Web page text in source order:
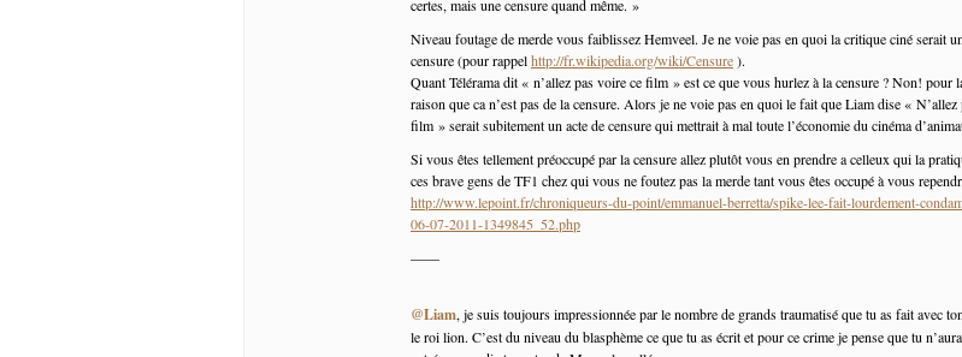
certes, mais une censure quand même. »
Niveau foutage de merde vous faiblissez Hemveel. Je ne voie pas en quoi la critique ciné serait
censure (pour rappelhttp://fr.wikipedia.org/wiki/Censure).
Quant Télérama dit « n’allez pas voire ce film » est ce que vous hurlez à la censure ? Non! pour
raison que ca n’est pas de la censure. Alors je ne voie pas en quoi le fait que Liam dise « N’allez
film » serait subitement un acte de censure qui mettrait à mal toute l’économie du cinéma
Si vous êtes tellement préoccupé par la censure allez plutôt vous en prendre a celleux qui la
ces brave gens de TF1 chez qui vous ne foutez pas la merde tant vous êtes occupé à vous
http://www.lepoint.fr/chroniqueurs-du-point/emmanuel-berretta/spike-lee-fait-lourdement-
06-07-2011-1349845_52.php
——
@Liam, je suis toujours impressionnée par le nombre de grands traumatisé que tu as fait avec
le roi lion. C’est du niveau du blasphème ce que tu as écrit et pour ce crime je pense que tu